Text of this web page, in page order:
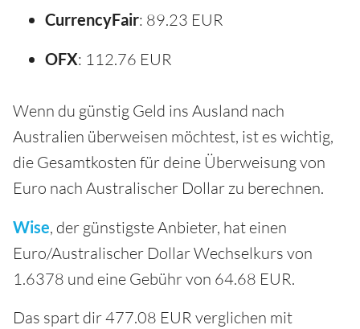
CurrencyFair: 89.23 EUR
OFX: 112.76 EUR
Wenn du günstig Geld ins Ausland nach
Australien überweisen möchtest, ist es wichtig,
die Gesamtkosten für deine Überweisung von
Euro nach Australischer Dollar zu berechnen.
Wise, der günstigste Anbieter, hat einen
Euro/Australischer Dollar Wechselkurs von
1.6378 und eine Gebühr von 64.68 EUR.
Das spart dir 477.08 EUR verglichen mit